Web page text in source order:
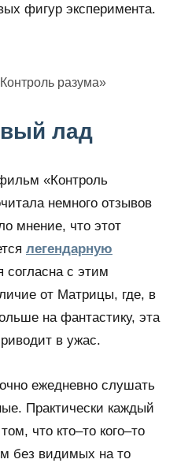
фигур эксперимента.
разума»
лад
«Контроль
немного отзывов
мнение, что этот
легендарную
согласна с этим
от Матрицы, где, в
на фантастику, эта
в ужас.
ежедневно слушать
Практически каждый
что кто–то кого–то
без видимых на то